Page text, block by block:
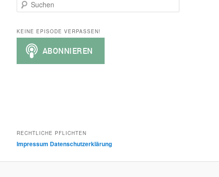
u
h
e
KEINE EPISODE VERPASSEN!
RECHTLICHE PFLICHTEN
Impressum Datenschutzerklärung